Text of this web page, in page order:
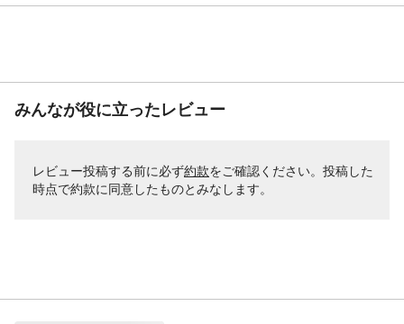
近年、冷感寝具＋冷房のW使いで、より快
しておくと、身体の冷えすぎ防止や節電に
です。
感生地（ナイロン100％）/ 中地：不織布
（ポリプロピレン100％）/ 中綿：抗菌綿
みんなが役に立ったレビュー
レビュー投稿する前に必ず約款をご確認ください。投稿した
時点で約款に同意したものとみなします。